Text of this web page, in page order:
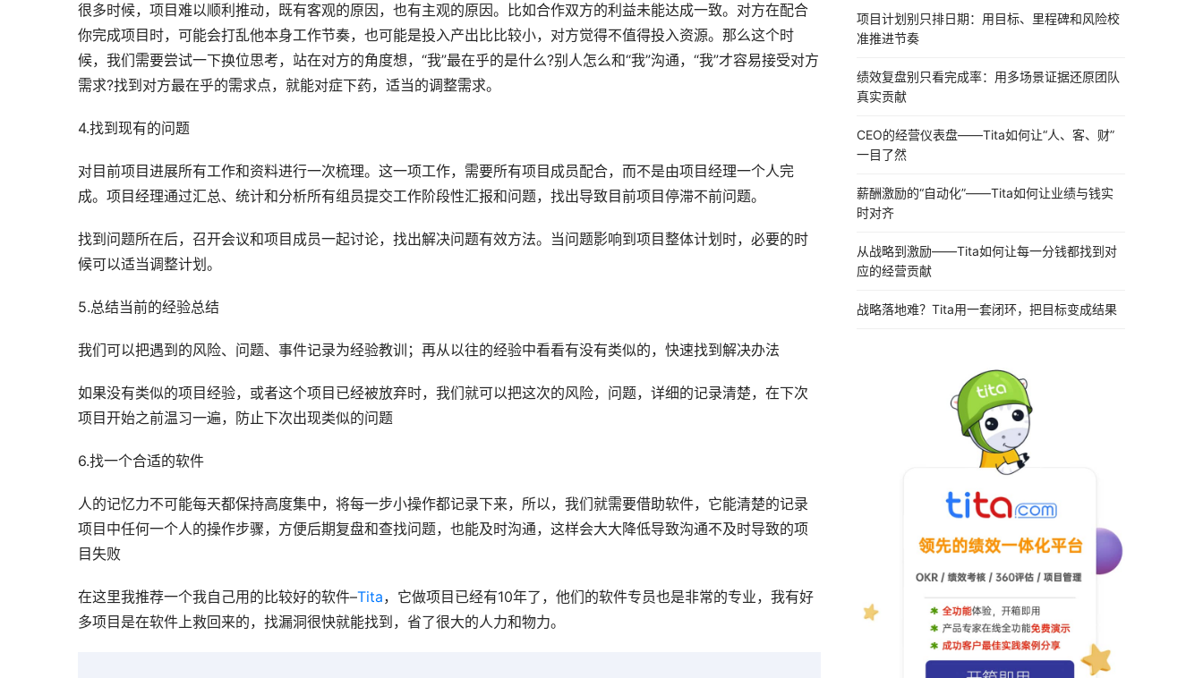
很多时候，项目难以顺利推动，既有客观的原因，也有主观的原因。比如合作双方的利益未能达成一致。对方在配合
你完成项目时，可能会打乱他本身工作节奏，也可能是投入产出比比较小，对方觉得不值得投入资源。那么这个时
候，我们需要尝试一下换位思考，站在对方的角度想，“我”最在乎的是什么?别人怎么和“我”沟通，“我”才容易接受对方
需求?找到对方最在乎的需求点，就能对症下药，适当的调整需求。
4.找到现有的问题
对目前项目进展所有工作和资料进行一次梳理。这一项工作，需要所有项目成员配合，而不是由项目经理一个人完
成。项目经理通过汇总、统计和分析所有组员提交工作阶段性汇报和问题，找出导致目前项目停滞不前问题。
找到问题所在后，召开会议和项目成员一起讨论，找出解决问题有效方法。当问题影响到项目整体计划时，必要的时
候可以适当调整计划。
5.总结当前的经验总结
我们可以把遇到的风险、问题、事件记录为经验教训；再从以往的经验中看看有没有类似的，快速找到解决办法
如果没有类似的项目经验，或者这个项目已经被放弃时，我们就可以把这次的风险，问题，详细的记录清楚，在下次
项目开始之前温习一遍，防止下次出现类似的问题
6.找一个合适的软件
人的记忆力不可能每天都保持高度集中，将每一步小操作都记录下来，所以，我们就需要借助软件，它能清楚的记录
项目中任何一个人的操作步骤，方便后期复盘和查找问题，也能及时沟通，这样会大大降低导致沟通不及时导致的项
目失败
在这里我推荐一个我自己用的比较好的软件–Tita，它做项目已经有10年了，他们的软件专员也是非常的专业，我有好
多项目是在软件上救回来的，找漏洞很快就能找到，省了很大的人力和物力。
项目计划别只排日期：用目标、里程碑和风险校
准推进节奏
绩效复盘别只看完成率：用多场景证据还原团队
真实贡献
CEO的经营仪表盘——Tita如何让“人、客、财”
一目了然
薪酬激励的“自动化”——Tita如何让业绩与钱实
时对齐
从战略到激励——Tita如何让每一分钱都找到对
应的经营贡献
战略落地难？Tita用一套闭环，把目标变成结果